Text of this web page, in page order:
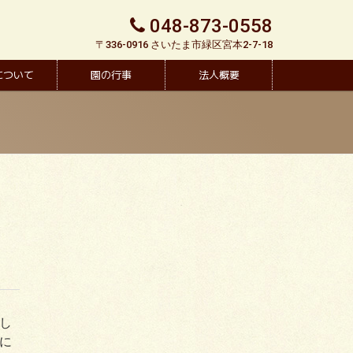
048-873-0558
〒336-0916 さいたま市緑区宮本2-7-18
いて 園の行事 法人概要